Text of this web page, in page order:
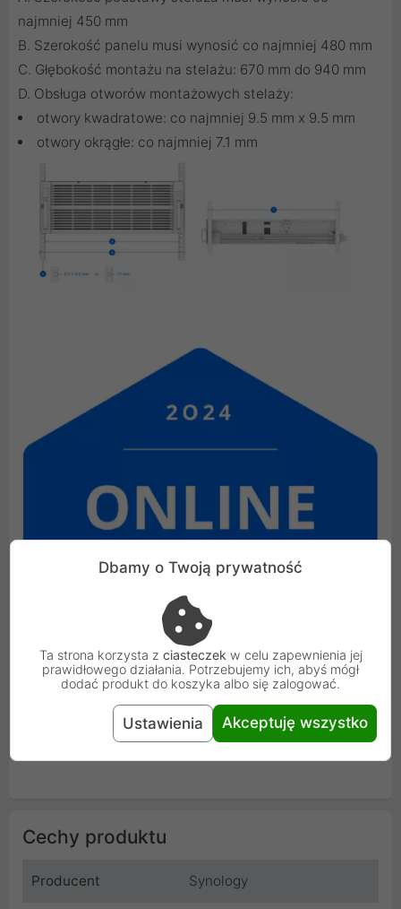
najmniej 450 mm
B. Szerokość panelu musi wynosić co najmniej 480 mm
C. Głębokość montażu na stelażu: 670 mm do 940 mm
D. Obsługa otworów montażowych stelaży:
otwory kwadratowe: co najmniej 9.5 mm x 9.5 mm
otwory okrągłe: co najmniej 7.1 mm
Cechy produktu
Producent Synology
Dbamy o Twoją prywatność
Ta strona korzysta z ciasteczek w celu zapewnienia jej
prawidłowego działania. Potrzebujemy ich, abyś mógł
dodać produkt do koszyka albo się zalogować.
Ustawienia Akceptuję wszystko